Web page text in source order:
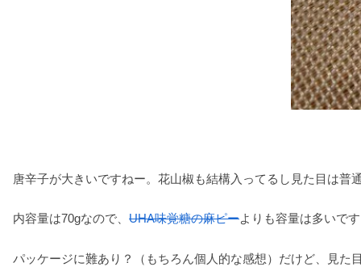
唐辛子が大きいですねー。花山椒も結構入ってるし見た目は普
内容量は70gなので、 UHA味覚糖の麻ピーよりも容量は多いで
パッケージに難あり？（もちろん個人的な感想）だけど、見た